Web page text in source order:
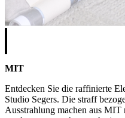
MIT
Entdecken Sie die raffinierte
Studio Segers. Die straff
Ausstrahlung machen aus